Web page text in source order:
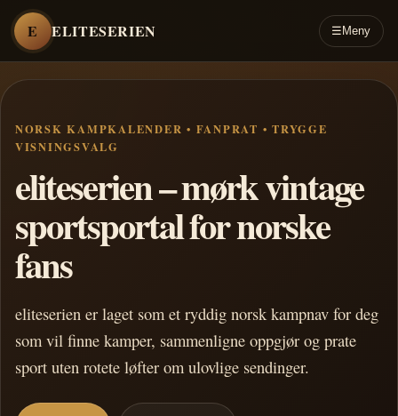
E ELITESERIEN ☰ Meny
NORSK KAMPKALENDER • FANPRAT • TRYGGE
VISNINGSVALG
eliteserien – mørk vintage
sportsportal for norske
fans
eliteserien er laget som et ryddig norsk kampnav for deg
som vil finne kamper, sammenligne oppgjør og prate
sport uten rotete løfter om ulovlige sendinger.